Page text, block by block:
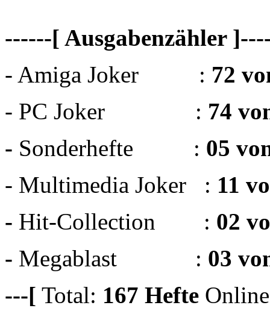
------[ Ausgabenzähler
- Amiga Joker : 72
- PC Joker : 74
- Sonderhefte : 05
- Multimedia Joker : 11
- Hit-Collection : 02
- Megablast : 03
---[ Total: 167 Hefte Online